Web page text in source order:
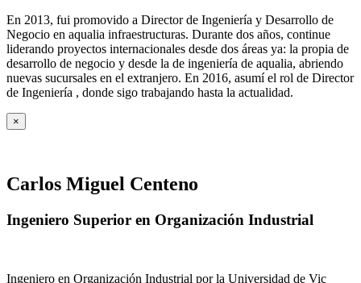
En 2013, fui promovido a Director de Ingeniería y Desarrollo de
Negocio en aqualia infraestructuras. Durante dos años, continue
liderando proyectos internacionales desde dos áreas ya: la propia de
desarrollo de negocio y desde la de ingeniería de aqualia, abriendo
nuevas sucursales en el extranjero. En 2016, asumí el rol de Director
de Ingeniería , donde sigo trabajando hasta la actualidad.
×
Carlos Miguel Centeno
Ingeniero Superior en Organización Industrial
Ingeniero en Organización Industrial por la Universidad de Vic